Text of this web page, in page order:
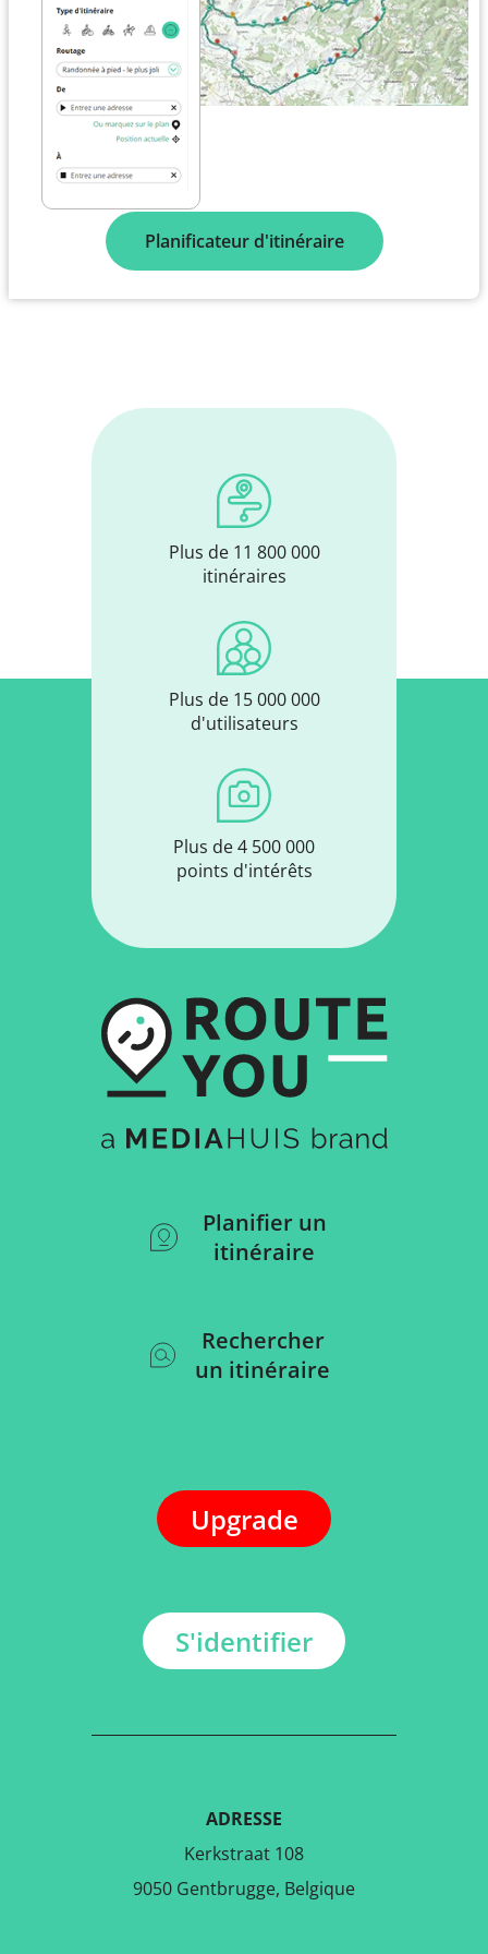
Planificateur d'itinéraire
Plus de 11 800 000
itinéraires
Plus de 15 000 000
d'utilisateurs
Plus de 4 500 000
points d'intérêts
Planifier un
itinéraire
Rechercher
un itinéraire
Upgrade
S'identifier
ADRESSE
Kerkstraat 108
9050 Gentbrugge, Belgique